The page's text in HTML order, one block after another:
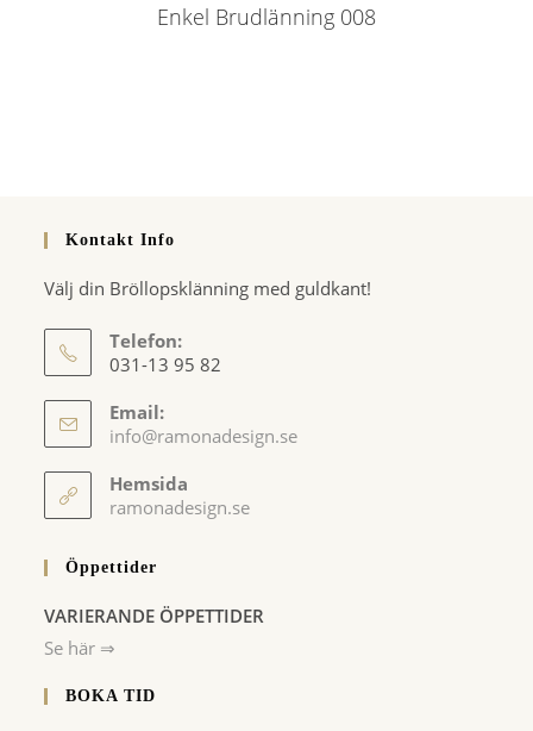
Enkel Brudlänning 008
Kontakt Info
Välj din Bröllopsklänning med guldkant!
Telefon:
031-13 95 82
Email:
info@ramonadesign.seOpens
Hemsida
ramonadesign.se
Öppettider
VARIERANDE ÖPPETTIDER
Se här ⇒
BOKA TID